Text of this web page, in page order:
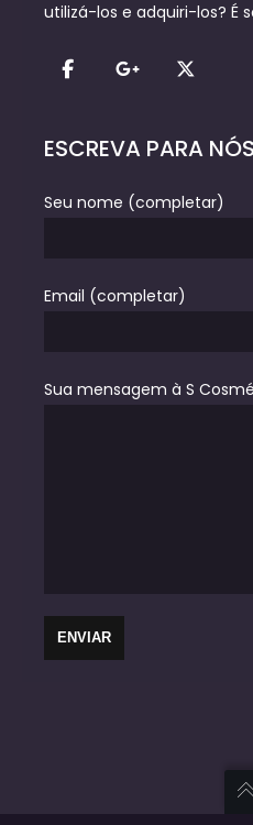
utilizá-los e adquiri-los? É
ESCREVA PARA NÓS
Seu nome (completar)
Email (completar)
Sua mensagem à S